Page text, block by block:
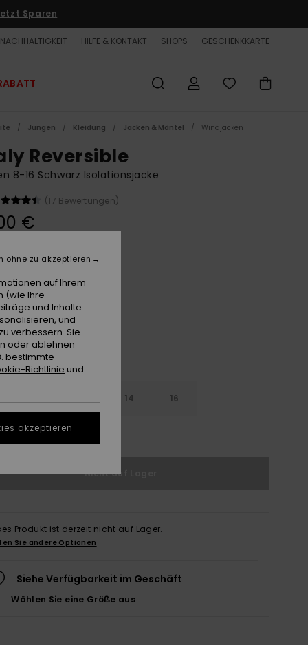
Sparen
NACHHALTIGKEIT HILFE & KONTAKT SHOPS GESCHENKKARTE
Jungen Kleidung Jacken & Mäntel Windjacken
Reversible
8-16 Schwarz Isolationsjacke
(17 Bewertungen)
€
Dark Navy
14 16
ansehen
Nicht auf Lager
Produkt ist derzeit nicht auf Lager.
Sie andere Optionen
Siehe Verfügbarkeit im Geschäft
Wählen Sie eine Größe aus
auf Ihrem
(wie Ihre
und Inhalte
und
verbessern. Sie
oder ablehnen
bestimmte
Richtlinie und
ohne zu akzeptieren
akzeptieren